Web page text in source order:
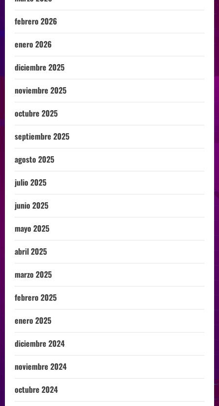
febrero 2026
enero 2026
diciembre 2025
noviembre 2025
octubre 2025
septiembre 2025
agosto 2025
julio 2025
junio 2025
mayo 2025
abril 2025
marzo 2025
febrero 2025
enero 2025
diciembre 2024
noviembre 2024
octubre 2024